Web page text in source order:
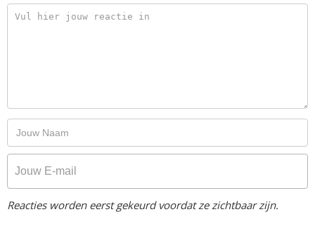
Reacties worden eerst gekeurd voordat ze zichtbaar zijn.